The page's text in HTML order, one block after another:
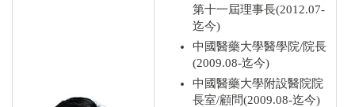
第十一屆理事長(2012.07-
迄今)
中國醫藥大學醫學院/院長
(2009.08-迄今)
中國醫藥大學附設醫院院
長室/顧問(2009.08-迄今)